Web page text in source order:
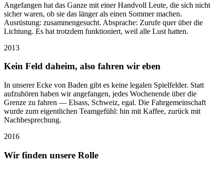
Angefangen hat das Ganze mit einer Handvoll Leute, die sich nicht
sicher waren, ob sie das länger als einen Sommer machen.
Ausrüstung: zusammengesucht. Absprache: Zurufe quer über die
Lichtung. Es hat trotzdem funktioniert, weil alle Lust hatten.
2013
Kein Feld daheim, also fahren wir eben
In unserer Ecke von Baden gibt es keine legalen Spielfelder. Statt
aufzuhören haben wir angefangen, jedes Wochenende über die
Grenze zu fahren — Elsass, Schweiz, egal. Die Fahrgemeinschaft
wurde zum eigentlichen Teamgefühl: hin mit Kaffee, zurück mit
Nachbesprechung.
2016
Wir finden unsere Rolle